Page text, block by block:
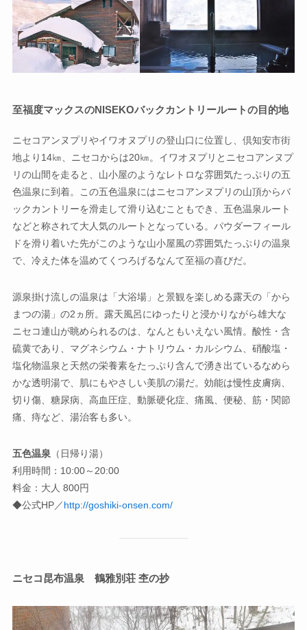
至福度マックスのNISEKOバックカントリールートの目的地
ニセコアンヌプリやイワオヌプリの登山口に位置し、倶知安市街
地より14㎞、ニセコからは20㎞。イワオヌプリとニセコアンヌプ
リの山間を走ると、山小屋のようなレトロな雰囲気たっぷりの五
色温泉に到着。この五色温泉にはニセコアンヌプリの山頂からバ
ックカントリーを滑走して滑り込むこともでき、五色温泉ルート
などと称されて大人気のルートとなっている。パウダーフィール
ドを滑り着いた先がこのような山小屋風の雰囲気たっぷりの温泉
で、冷えた体を温めてくつろげるなんて至福の喜びだ。
源泉掛け流しの温泉は「大浴場」と景観を楽しめる露天の「から
まつの湯」の2ヵ所。露天風呂にゆったりと浸かりながら雄大な
ニセコ連山が眺められるのは、なんともいえない風情。酸性・含
硫黄であり、マグネシウム・ナトリウム・カルシウム、硝酸塩・
塩化物温泉と天然の栄養素をたっぷり含んで湧き出ているなめら
かな透明湯で、肌にもやさしい美肌の湯だ。効能は慢性皮膚病、
切り傷、糖尿病、高血圧症、動脈硬化症、痛風、便秘、筋・関節
痛、痔など、湯治客も多い。
五色温泉（日帰り湯）
利用時間：10:00～20:00
料金：大人 800円
◆公式HP／http://goshiki-onsen.com/
ニセコ昆布温泉 鶴雅別荘 杢の抄